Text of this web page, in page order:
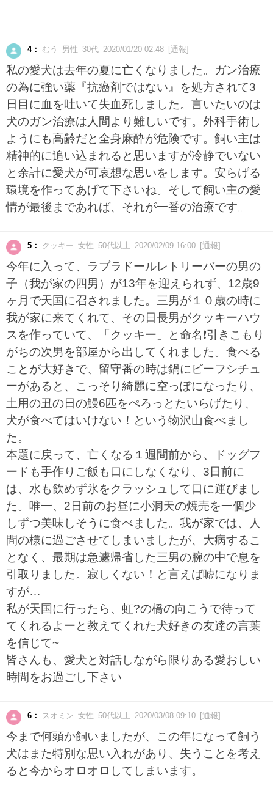
4： むう 男性 30代 2020/01/20 02:48 [通報]
私の愛犬は去年の夏に亡くなりました。ガン治療
の為に強い薬『抗癌剤ではない』を処方されて3
日目に血を吐いて失血死しました。言いたいのは
犬のガン治療は人間より難しいです。外科手術し
ようにも高齢だと全身麻酔が危険です。飼い主は
精神的に追い込まれると思いますが冷静でいない
と余計に愛犬が可哀想な思いをします。安らげる
環境を作ってあげて下さいね。そして飼い主の愛
情が最後まであれば、それが一番の治療です。
5： クッキー 女性 50代以上 2020/02/09 16:00 [通報]
今年に入って、ラブラドールレトリーバーの男の
子（我が家の四男）が13年を迎えられず、12歳9
ヶ月で天国に召されました。三男が１０歳の時に
我が家に来てくれて、その日長男がクッキーハウ
スを作っていて、「クッキー」と命名❗️引きこもり
がちの次男を部屋から出してくれました。食べる
ことが大好きで、留守番の時は鍋にビーフシチュ
ーがあると、こっそり綺麗に空っぽになったり、
土用の丑の日の鰻6匹をぺろっとたいらげたり、
犬が食べてはいけない！という物沢山食べまし
た。
本題に戻って、亡くなる１週間前から、ドッグフ
ードも手作りご飯も口にしなくなり、3日前に
は、水も飲めず氷をクラッシュして口に運びまし
た。唯一、2日前のお昼に小洞天の焼売を一個少
しずつ美味しそうに食べました。我が家では、人
間の様に過ごさせてしまいましたが、大病するこ
となく、最期は急遽帰省した三男の腕の中で息を
引取りました。寂しくない！と言えば嘘になりま
すが…
私が天国に行ったら、虹?の橋の向こうで待って
てくれるよーと教えてくれた犬好きの友達の言葉
を信じて~
皆さんも、愛犬と対話しながら限りある愛おしい
時間をお過ごし下さい
6： スオミン 女性 50代以上 2020/03/08 09:10 [通報]
今まで何頭か飼いましたが、この年になって飼う
犬はまた特別な思い入れがあり、失うことを考え
ると今からオロオロしてしまいます。